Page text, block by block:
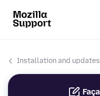
Installation and updates